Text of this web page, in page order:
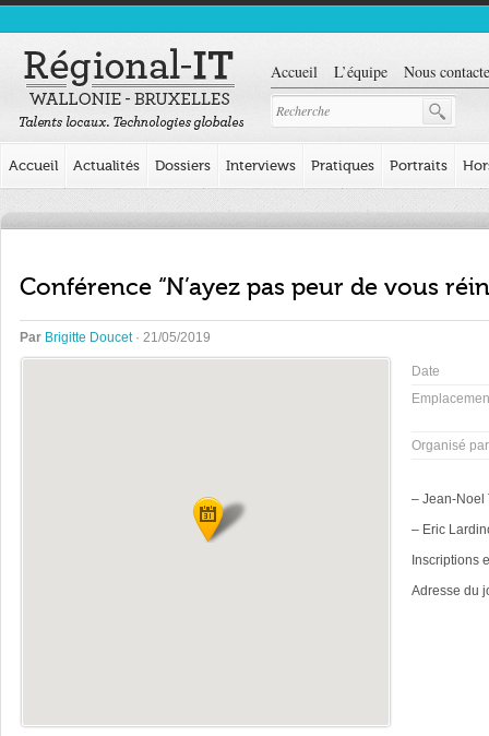
Accueil L’équipe Nous
Accueil Actualités Dossiers Interviews Pratiques Portraits
Conférence “N’ayez pas peur de vous
Par Brigitte Doucet· 21/05/2019
Date
Organisé par
– Jean-Noel
– Eric
Inscriptions
Adresse du